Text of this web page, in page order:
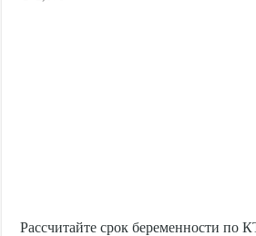
Рассчитайте срок беременности по